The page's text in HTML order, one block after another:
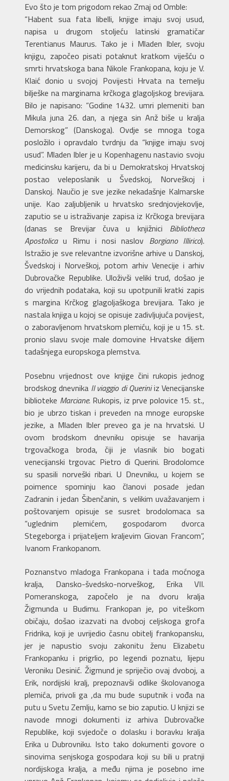
Evo što je tom prigodom rekao Zmaj od Omble:
“Habent sua fata libelli, knjige imaju svoj usud,
napisa u drugom stoljeću latinski gramatičar
Terentianus Maurus. Tako je i Mladen Ibler, svoju
knjigu, započeo pisati potaknut kratkom viješću o
smrti hrvatskoga bana Nikole Frankopana, koju je V.
Klaić donio u svojoj Povijesti Hrvata na temelju
bilješke na marginama krčkoga glagoljskog brevijara.
Bilo je napisano: “Godine 1432. umri plemeniti ban
Mikula juna 26. dan, a njega sin Anž biše u kralja
Demorskog” (Danskoga). Ovdje se mnoga toga
posložilo i opravdalo tvrdnju da “knjige imaju svoj
usud”. Mladen Ibler je u Kopenhagenu nastavio svoju
medicinsku karijeru, da bi u Demokratskoj Hrvatskoj
postao veleposlanik u Švedskoj, Norveškoj i
Danskoj. Naučio je sve jezike nekadašnje Kalmarske
unije. Kao zaljubljenik u hrvatsko srednjovjekovlje,
zaputio se u istraživanje zapisa iz Krčkoga brevijara
(danas se Brevijar čuva u knjižnici Bibliotheca
Apostolicau Rimu i nosi naslov Borgiano Illirico).
Istražio je sve relevantne izvorišne arhive u Danskoj,
Švedskoj i Norveškoj, potom arhiv Venecije i arhiv
Dubrovačke Republike. Uloživši veliki trud, došao je
do vrijednih podataka, koji su upotpunili kratki zapis
s margina Krčkog glagoljaškoga brevijara. Tako je
nastala knjiga u kojoj se opisuje zadivljujuća povijest,
o zaboravljenom hrvatskom plemiću, koji je u 15. st.
pronio slavu svoje male domovine Hrvatske diljem
tadašnjega europskoga plemstva.
Posebnu vrijednost ove knjige čini rukopis jednog
brodskog dnevnika Il viaggio di Queriniiz Venecijanske
biblioteke Marciane. Rukopis, iz prve polovice 15. st.,
bio je ubrzo tiskan i preveden na mnoge europske
jezike, a Mladen Ibler preveo ga je na hrvatski. U
ovom brodskom dnevniku opisuje se havarija
trgovačkoga broda, čiji je vlasnik bio bogati
venecijanski trgovac Pietro di Querini. Brodolomce
su spasili norveški ribari. U Dnevniku, u kojem se
poimence spominju kao članovi posade jedan
Zadranin i jedan Šibenčanin, s velikim uvažavanjem i
poštovanjem opisuje se susret brodolomaca sa
“uglednim plemićem, gospodarom dvorca
Stegeborga i prijateljem kraljevim Giovan Francom”,
Ivanom Frankopanom.
Poznanstvo mladoga Frankopana i tada moćnoga
kralja, Dansko-švedsko-norveškog, Erika VII.
Pomeranskoga, započelo je na dvoru kralja
Žigmunda u Budimu. Frankopan je, po viteškom
običaju, došao izazvati na dvoboj celjskoga grofa
Fridrika, koji je uvrijedio časnu obitelj frankopansku,
jer je napustio svoju zakonitu ženu Elizabetu
Frankopanku i prigrlio, po legendi poznatu, lijepu
Veroniku Desinić. Žigmund je spriječio ovaj dvoboj, a
Erik, nordijski kralj, prepoznavši odlike školovanoga
plemića, privoli ga ,da mu bude suputnik i vođa na
putu u Svetu Zemlju, kamo se bio zaputio. U knjizi se
navode mnogi dokumenti iz arhiva Dubrovačke
Republike, koji svjedoče o dolasku i boravku kralja
Erika u Dubrovniku. Isto tako dokumenti govore o
sinovima senjskoga gospodara koji su bili u pratnji
nordijskoga kralja, a među njima je posebno ime